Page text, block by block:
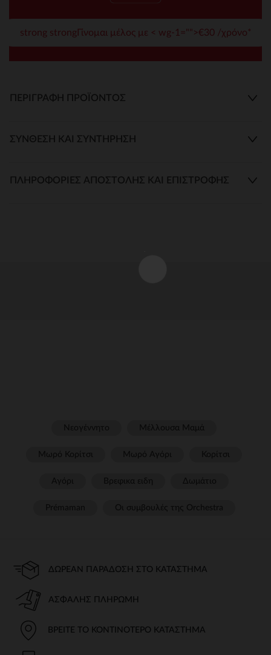
strong strongΓίνομαι μέλος με < wg-1="">€30 /χρόνο*
ΠΕΡΙΓΡΑΦΉ ΠΡΟΪΌΝΤΟΣ
ΣΎΝΘΕΣΗ ΚΑΙ ΣΥΝΤΉΡΗΣΗ
ΠΛΗΡΟΦΟΡΊΕΣ ΑΠΟΣΤΟΛΉΣ ΚΑΙ ΕΠΙΣΤΡΟΦΉΣ
ΔΩΡΕΆΝ ΠΑΡΆΔΟΣΗ ΣΤΟ ΚΑΤΆΣΤΗΜΑ
ΑΣΦΑΛΉΣ ΠΛΗΡΩΜΉ
ΒΡΕΊΤΕ ΤΟ ΚΟΝΤΙΝΌΤΕΡΟ ΚΑΤΆΣΤΗΜΑ